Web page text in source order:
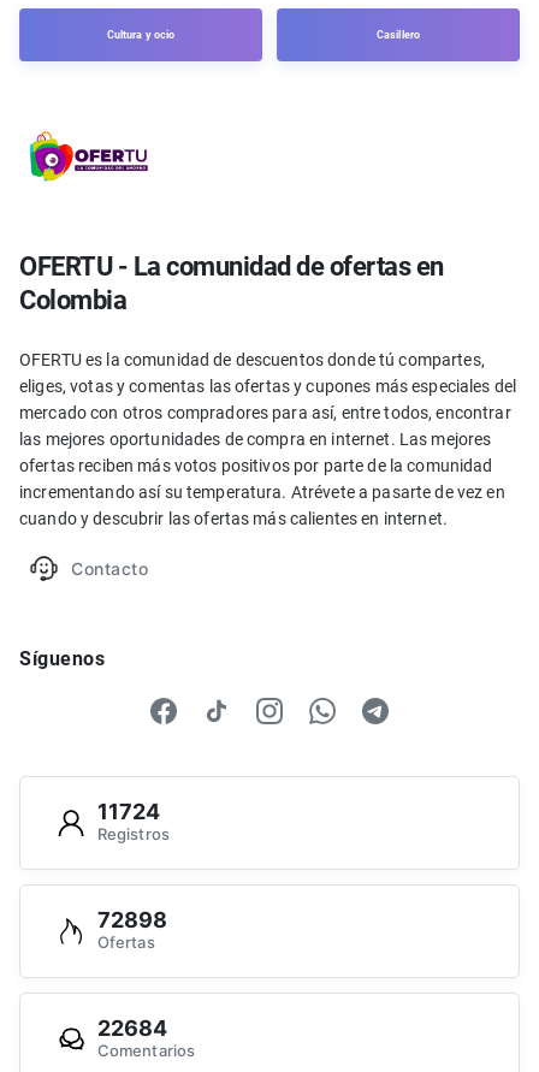
Cultura y ocio Casillero
OFERTU - La comunidad de ofertas en
Colombia
OFERTU es la comunidad de descuentos donde tú compartes,
eliges, votas y comentas las ofertas y cupones más especiales del
mercado con otros compradores para así, entre todos, encontrar
las mejores oportunidades de compra en internet. Las mejores
ofertas reciben más votos positivos por parte de la comunidad
incrementando así su temperatura. Atrévete a pasarte de vez en
cuando y descubrir las ofertas más calientes en internet.
Contacto
Síguenos
11724
Registros
72898
Ofertas
22684
Comentarios